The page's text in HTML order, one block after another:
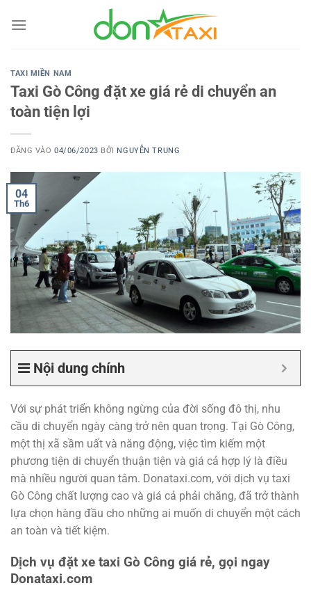
qua
TAXI MIỀN NAM
Taxi Gò Công đặt xe giá rẻ di chuyển an
toàn tiện lợi
ĐĂNG VÀO04/06/2023 BỞI NGUYỄN TRUNG
04
Th6
Nội dung chính
Với sự phát triển không ngừng của đời sống đô thị, nhu
cầu di chuyển ngày càng trở nên quan trọng. Tại Gò Công,
một thị xã sầm uất và năng động, việc tìm kiếm một
phương tiện di chuyển thuận tiện và giá cả hợp lý là điều
mà nhiều người quan tâm. Donataxi.com, với dịch vụ taxi
Gò Công chất lượng cao và giá cả phải chăng, đã trở thành
lựa chọn hàng đầu cho những ai muốn di chuyển một cách
an toàn và tiết kiệm.
Dịch vụ đặt xe taxi Gò Công giá rẻ, gọi ngay
Donataxi.com